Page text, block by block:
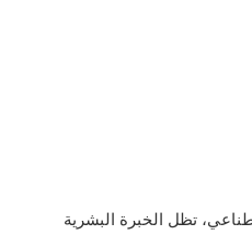
تظل الخبرة البشرية